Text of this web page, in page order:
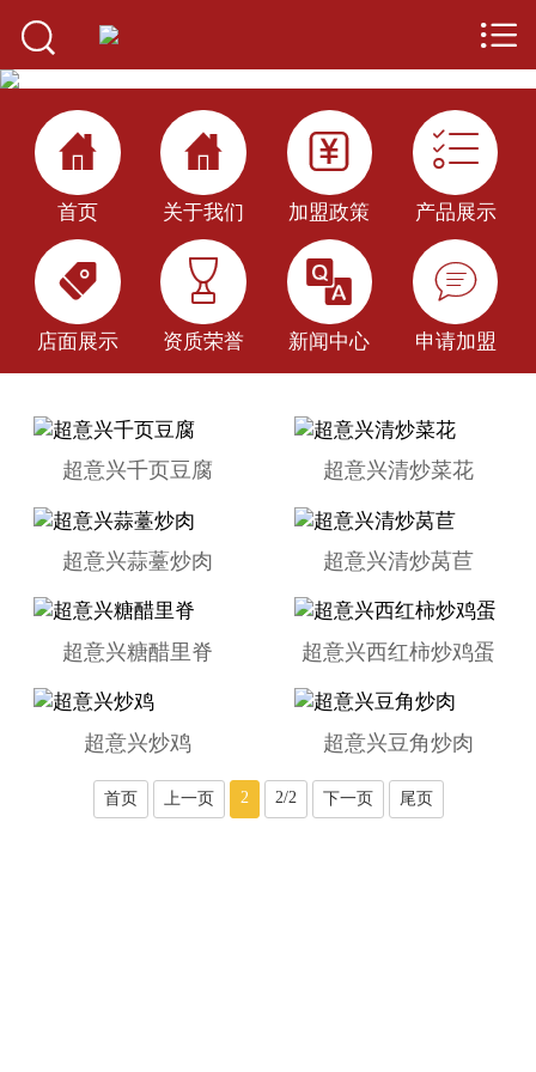
关于我们
产品展示
加盟优势
加盟政策
店面展示
公司百科
申请加盟
首页



首页

关于我们

加盟政策

产品展示

店面展示

资质荣誉

新闻中心

申请加盟
超意兴千页豆腐 超意兴清炒菜花
超意兴蒜薹炒肉 超意兴清炒莴苣
超意兴糖醋里脊 超意兴西红柿炒鸡蛋
超意兴炒鸡 超意兴豆角炒肉
首页 上一页 2 2/2 下一页 尾页